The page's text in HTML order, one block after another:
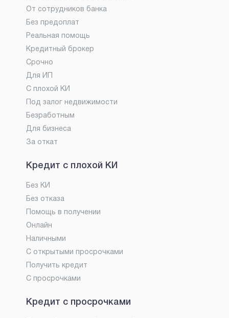
От сотрудников банка
Без предоплат
Реальная помощь
Кредитный брокер
Срочно
Для ИП
С плохой КИ
Под залог недвижимости
Безработным
Для бизнеса
За откат
Кредит с плохой КИ
Без КИ
Без отказа
Помощь в получении
Онлайн
Наличными
С открытыми просрочками
Получить кредит
С просрочками
Кредит с просрочками